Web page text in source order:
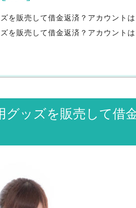
を販売して借金返済？アカウントは
を販売して借金返済？アカウントは
ッズを販売して借